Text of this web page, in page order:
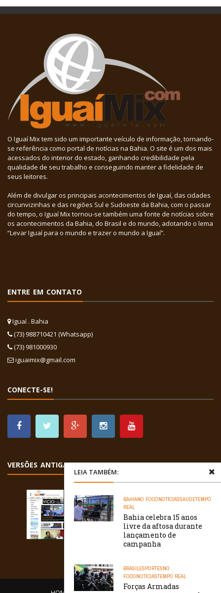
LEIA TAMBÉM:
BAHIANO FOCONOTÍCIASSAÚDETEMPO
REAL
Bahia celebra 15 anos
livre da aftosa durante
lançamento de
campanha
BRASILESPORTESNO
FOCONOTÍCIASTEMPO REAL
Forças Armadas
O Iguaí Mix tem sido um importante veículo de informação, tornando-
se referência como portal de notícias na Bahia. O site é um dos mais
acessados do interior do estado, ganhando credibilidade pela
qualidade de seu trabalho e conseguindo manter a fidelidade de
seus leitores.
Além de divulgar os principais acontecimentos de Iguaí, das cidades
circunvizinhas e das regiões Sul e Sudoeste da Bahia, com o passar
do tempo, o Iguaí Mix tornou-se também uma fonte de notícias sobre
os acontecimentos da Bahia, do Brasil e do mundo, adotando o lema
“Levar Iguaí para o mundo e trazer o mundo a Iguaí”.
ENTRE EM CONTATO
Iguaí . Bahia
(73) 988710421 (Whatsapp)
(73) 981000930
iguaimix@gmail.com
CONECTE-SE!
VERSÕES ANTIGAS